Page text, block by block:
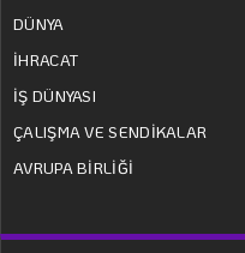
DÜNYA
İHRACAT
İŞ DÜNYASI
ÇALIŞMA VE SENDİKALAR
AVRUPA BİRLİĞİ